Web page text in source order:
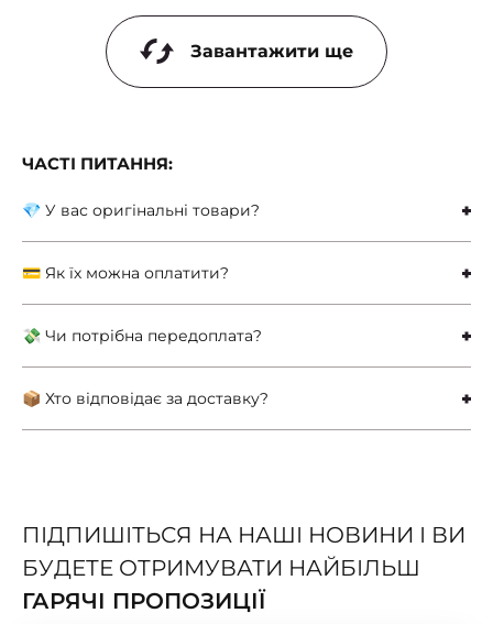
Завантажити ще
ЧАСТІ ПИТАННЯ:
💎 У вас оригінальні товари?
💳 Як їх можна оплатити?
💸 Чи потрібна передоплата?
📦 Хто відповідає за доставку?
ПІДПИШІТЬСЯ НА НАШІ НОВИНИ І ВИ
БУДЕТЕ ОТРИМУВАТИ НАЙБІЛЬШ
ГАРЯЧІ ПРОПОЗИЦІЇ